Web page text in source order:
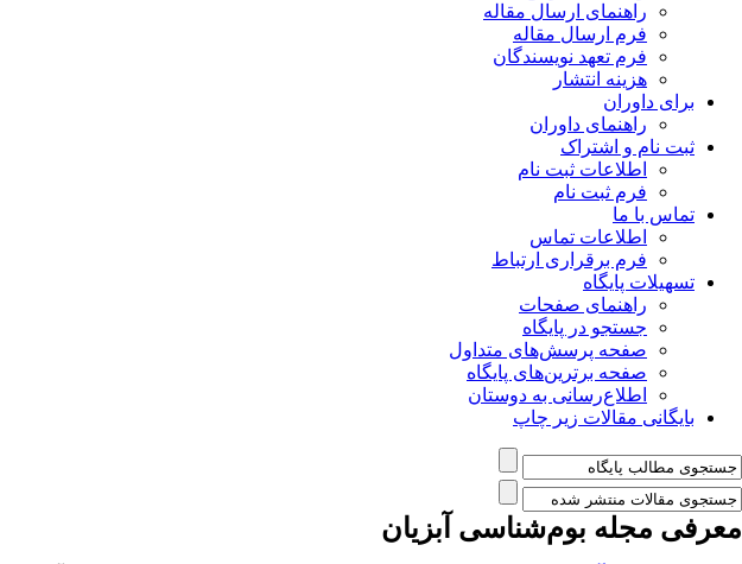
راهنمای ارسال مقاله
فرم ارسال مقاله
فرم تعهد نویسندگان
هزینه انتشار
برای داوران
راهنمای داوران
ثبت نام و اشتراک
اطلاعات ثبت نام
فرم ثبت نام
تماس با ما
اطلاعات تماس
فرم برقراری ارتباط
تسهیلات پایگاه
راهنمای صفحات
جستجو در پایگاه
صفحه پرسش‌های متداول
صفحه برترین‌های پایگاه
اطلاع‌رسانی به دوستان
بایگانی مقالات زیر چاپ
معرفی مجله بوم‌شناسی آبزیان